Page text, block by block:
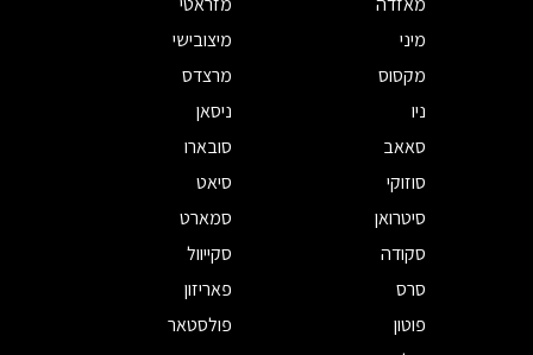
מיני
מיצובישי
מקסוס
מרצדס
ניו
ניסאן
סאאב
סובארו
סוזוקי
סיאט
סיטרואן
סמארט
סקודה
סקייוול
סרס
פאריזון
פוטון
פולסטאר